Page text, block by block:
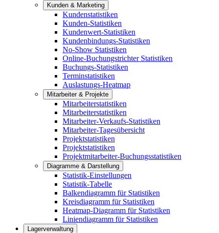
Kunden & Marketing
Kundenstatistiken
Kunden-Statistiken
Kundenwert-Statistiken
Kundenbindungs-Statistiken
No-Show Statistiken
Online-Buchungstrichter Statistiken
Buchungs-Statistiken
Terminstatistiken
Auslastungs-Heatmap
Mitarbeiter & Projekte
Mitarbeiterstatistiken
Mitarbeiterstatistiken
Mitarbeiter-Verkaufs-Statistiken
Mitarbeiter-Tagesübersicht
Projektstatistiken
Projektstatistiken
Projektmitarbeiter-Buchungsstatistiken
Diagramme & Darstellung
Statistik-Einstellungen
Statistik-Tabelle
Balkendiagramm für Statistiken
Kreisdiagramm für Statistiken
Heatmap-Diagramm für Statistiken
Liniendiagramm für Statistiken
Lagerverwaltung